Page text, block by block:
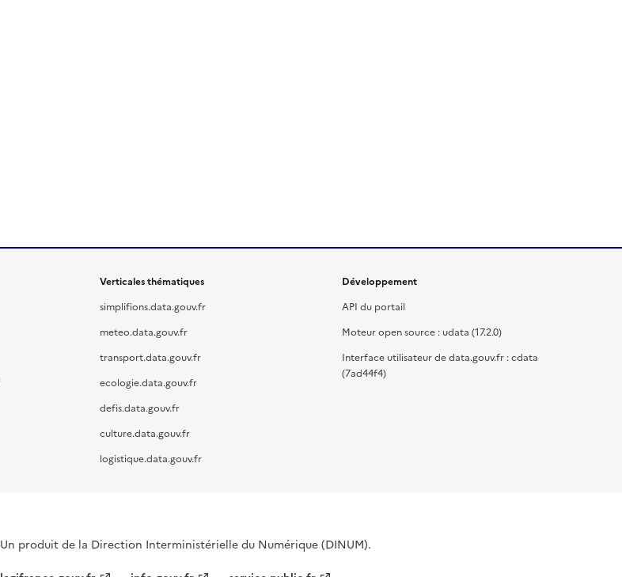
Verticales thématiques
simplifions.data.gouv.fr
meteo.data.gouv.fr
transport.data.gouv.fr
ecologie.data.gouv.fr
defis.data.gouv.fr
culture.data.gouv.fr
logistique.data.gouv.fr
Développement
API du portail
Moteur open source : udata (17.2.0)
Interface utilisateur de data.gouv.fr : cdata
(7ad44f4)
Un produit de la Direction Interministérielle du Numérique (DINUM).